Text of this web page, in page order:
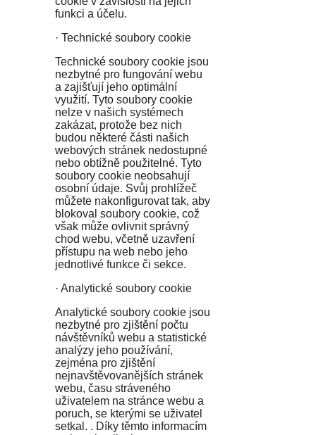
funkci a účelu.
· Technické soubory cookie
Technické soubory cookie jsou
nezbytné pro fungování webu
a zajišťují jeho optimální
využití. Tyto soubory cookie
nelze v našich systémech
zakázat, protože bez nich
budou některé části našich
webových stránek nedostupné
nebo obtížně použitelné. Tyto
soubory cookie neobsahují
osobní údaje. Svůj prohlížeč
můžete nakonfigurovat tak, aby
blokoval soubory cookie, což
však může ovlivnit správný
chod webu, včetně uzavření
přístupu na web nebo jeho
jednotlivé funkce či sekce.
· Analytické soubory cookie
Analytické soubory cookie jsou
nezbytné pro zjištění počtu
návštěvníků webu a statistické
analýzy jeho používání,
zejména pro zjištění
nejnavštěvovanějších stránek
webu, času stráveného
uživatelem na stránce webu a
poruch, se kterými se uživatel
setkal. . Díky těmto informacím